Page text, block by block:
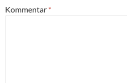
Kommentar *